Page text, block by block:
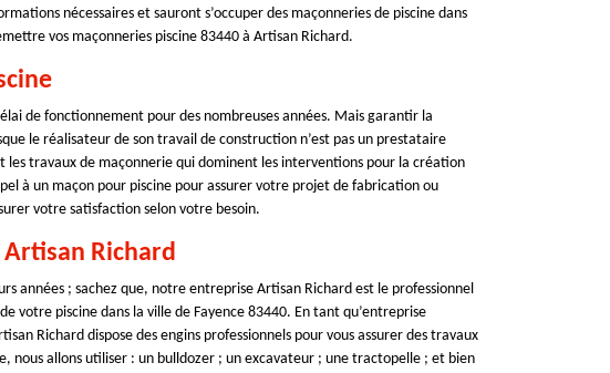
nécessaires et sauront s’occuper des maçonneries de piscine dans
vos maçonneries piscine 83440 à Artisan Richard.
de fonctionnement pour des nombreuses années. Mais garantir la
le réalisateur de son travail de construction n’est pas un prestataire
les travaux de maçonnerie qui dominent les interventions pour la création
à un maçon pour piscine pour assurer votre projet de fabrication ou
votre satisfaction selon votre besoin.
Richard
années ; sachez que, notre entreprise Artisan Richard est le professionnel
votre piscine dans la ville de Fayence 83440. En tant qu’entreprise
Richard dispose des engins professionnels pour vous assurer des travaux
nous allons utiliser : un bulldozer ; un excavateur ; une tractopelle ; et bien